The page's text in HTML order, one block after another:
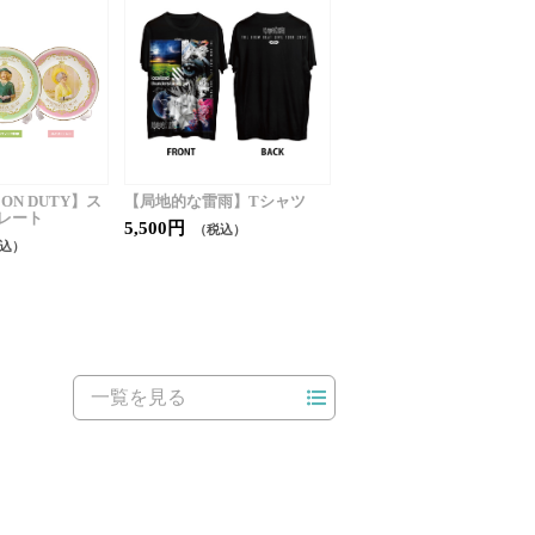
DUTY】ス
ート
）
【局地的な雷雨】Tシャツ
5,500円 （税込）
一覧を見る